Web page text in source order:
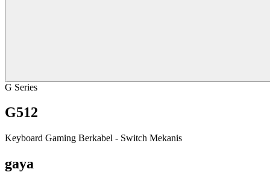
G Series
G512
Keyboard Gaming Berkabel - Switch Mekanis
gaya